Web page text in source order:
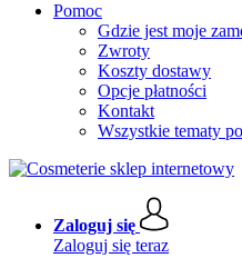
Pomoc
Gdzie jest moje
Zwroty
Koszty dostawy
Opcje płatności
Kontakt
Wszystkie tematy
Zaloguj się
Zaloguj się teraz